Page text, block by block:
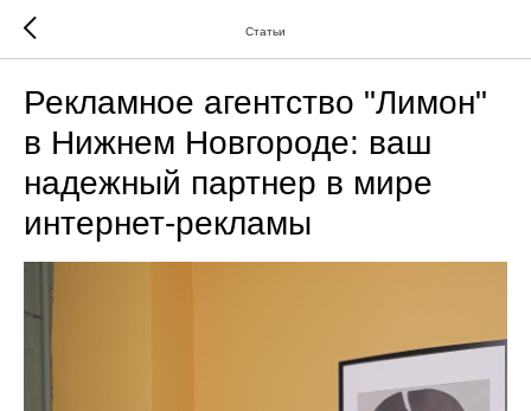
Статьи
Рекламное агентство "Лимон"
в Нижнем Новгороде: ваш
надежный партнер в мире
интернет-рекламы